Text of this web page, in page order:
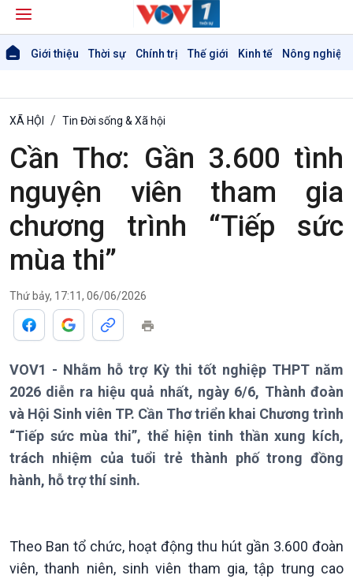
Giới thiệu Thời sự Chính trị Thế giới Kinh tế Nông nghiệp
Thời sự 6h
Thời sự 12h
Thời sự 18h
Thời sự 21h30
Bản tin
XÃ HỘI Tin Đời sống & Xã hội
Cần Thơ: Gần 3.600 tình
nguyện viên tham gia
chương trình “Tiếp sức
mùa thi”
Thứ bảy, 17:11, 06/06/2026
VOV1 - Nhằm hỗ trợ Kỳ thi tốt nghiệp THPT năm
2026 diễn ra hiệu quả nhất, ngày 6/6, Thành đoàn
và Hội Sinh viên TP. Cần Thơ triển khai Chương trình
“Tiếp sức mùa thi”, thể hiện tinh thần xung kích,
trách nhiệm của tuổi trẻ thành phố trong đồng
hành, hỗ trợ thí sinh.
Theo Ban tổ chức, hoạt động thu hút gần 3.600 đoàn
viên, thanh niên, sinh viên tham gia, tập trung cao